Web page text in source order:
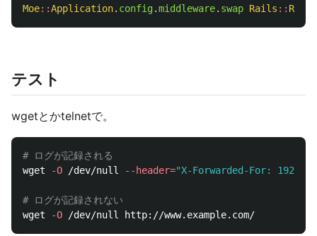
Moe::Application. config.middleware. swap Rails :: Rack
テスト
wgetとかtelnetで。
# ログが記録される
wget
-O /dev/null --header="X-Forwarded-For:
# ログが記録されない
wget
-O